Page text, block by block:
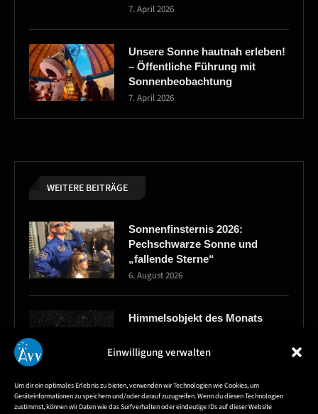
Einwilligung verwalten
Um dir ein optimales Erlebnis zu bieten, verwenden wir Technologien wie Cookies, um
Geräteinformationen zu speichern und/oder darauf zuzugreifen. Wenn du diesen Technologien
zustimmst, können wir Daten wie das Surfverhalten oder eindeutige IDs auf dieser Website
7. April 2026
Unsere Sonne hautnah erleben!
– Öffentliche Führung mit
Sonnenbeobachtung
7. April 2026
WEITERE BEITRÄGE
Sonnenfinsternis 2026:
Pechschwarze Sonne und
„fallende Sterne“
6. August 2026
Himmelsobjekt des Monats
6. August 2026
Himmelvorschau für